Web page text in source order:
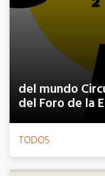
del mundo
del Foro de la
TODOS